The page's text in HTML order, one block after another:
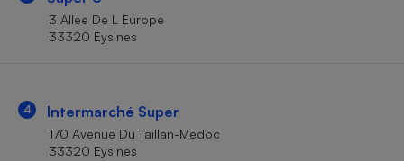
3 Allée De L Europe
33320 Eysines
4 Intermarché Super
170 Avenue Du Taillan-Medoc
33320 Eysines